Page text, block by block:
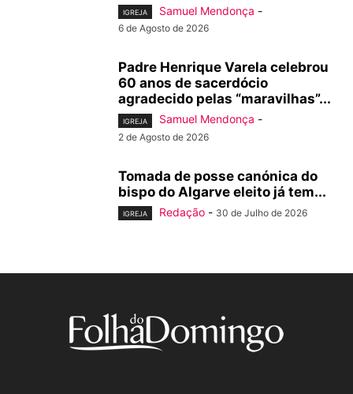
IGREJA Samuel Mendonça -
6 de Agosto de 2026
Padre Henrique Varela celebrou
60 anos de sacerdócio
agradecido pelas “maravilhas”...
IGREJA Samuel Mendonça -
2 de Agosto de 2026
Tomada de posse canónica do
bispo do Algarve eleito já tem...
IGREJA Redação - 30 de Julho de 2026